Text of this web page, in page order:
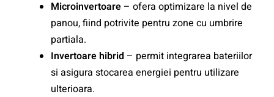
Microinvertoare – ofera optimizare la nivel de
panou, fiind potrivite pentru zone cu umbrire
partiala.
Invertoare hibrid – permit integrarea bateriilor
si asigura stocarea energiei pentru utilizare
ulterioara.